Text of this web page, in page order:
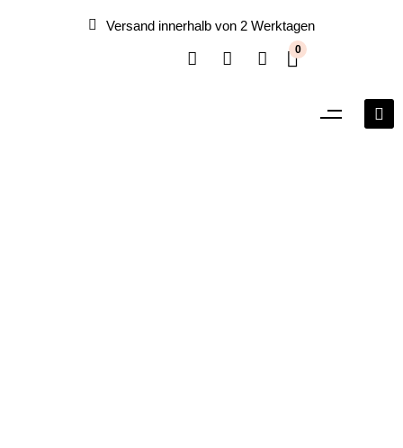
Versand innerhalb von 2 Werktagen
0